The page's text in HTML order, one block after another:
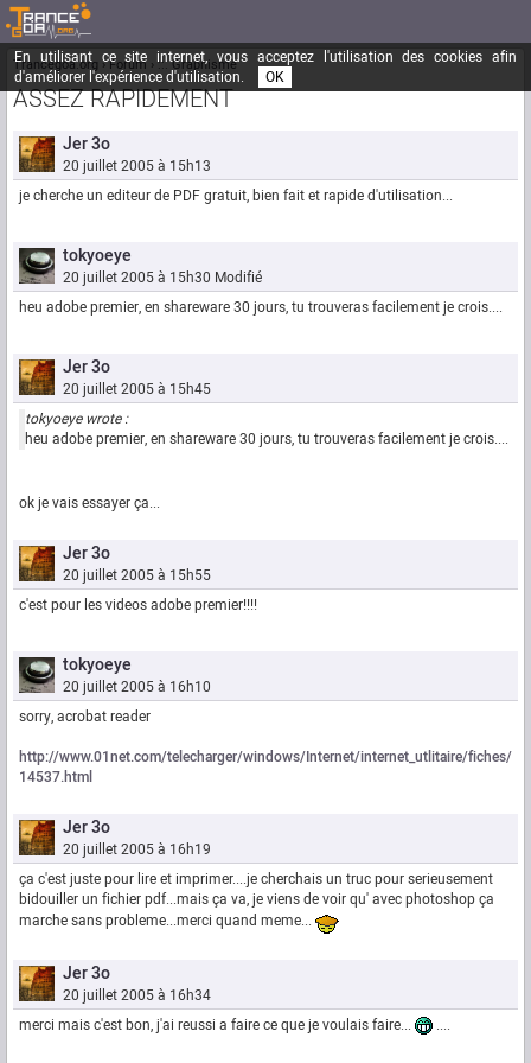
En utilisant ce site internet, vous acceptez l'utilisation des cookies afin
d'améliorer l'expérience d'utilisation.
OK
Trancegoa.org Forum ::. Graphisme
ASSEZ RAPIDEMENT
Jer 3o
20 juillet 2005 à 15h13
je cherche un editeur de PDF gratuit, bien fait et rapide d'utilisation...
tokyoeye
20 juillet 2005 à 15h30 Modifié
heu adobe premier, en shareware 30 jours, tu trouveras facilement je crois....
Jer 3o
20 juillet 2005 à 15h45
tokyoeye wrote :
heu adobe premier, en shareware 30 jours, tu trouveras facilement je crois....
ok je vais essayer ça...
Jer 3o
20 juillet 2005 à 15h55
c'est pour les videos adobe premier!!!!
tokyoeye
20 juillet 2005 à 16h10
sorry, acrobat reader
http://www.01net.com/telecharger/windows/Internet/internet_utlitaire/fiches/
14537.html
Jer 3o
20 juillet 2005 à 16h19
ça c'est juste pour lire et imprimer....je cherchais un truc pour serieusement
bidouiller un fichier pdf...mais ça va, je viens de voir qu' avec photoshop ça
marche sans probleme...merci quand meme...
Jer 3o
20 juillet 2005 à 16h34
merci mais c'est bon, j'ai reussi a faire ce que je voulais faire...
....